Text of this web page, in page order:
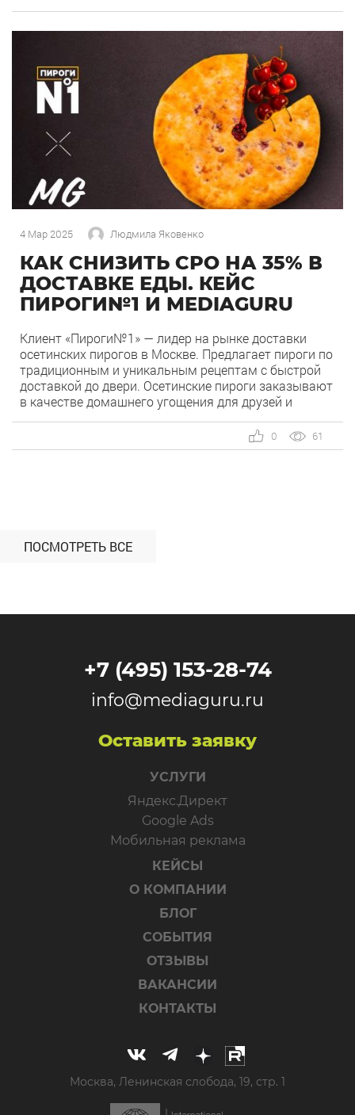
ключ» для создания уюта и повышения
производительности труда […]
4 Мар 2025 Людмила Яковенко
КАК СНИЗИТЬ СРО НА 35% В
ДОСТАВКЕ ЕДЫ. КЕЙС
ПИРОГИ№1 И MEDIAGURU
Клиент «Пироги№1» — лидер на рынке доставки
осетинских пирогов в Москве. Предлагает пироги по
традиционным и уникальным рецептам с быстрой
доставкой до двери. Осетинские пироги заказывают
в качестве домашнего угощения для друзей и
аудитория — офисные сотрудники, которые
планируют празднование своего дня рождения на
61
0
ПОСМОТРЕТЬ ВСЕ
+7 (495) 153-28-74
info@mediaguru.ru
Оставить заявку
УСЛУГИ
Яндекс.Директ
Google Ads
Мобильная реклама
КЕЙСЫ
О КОМПАНИИ
БЛОГ
СОБЫТИЯ
ОТЗЫВЫ
ВАКАНСИИ
КОНТАКТЫ
Москва, Ленинская слобода, 19, стр. 1